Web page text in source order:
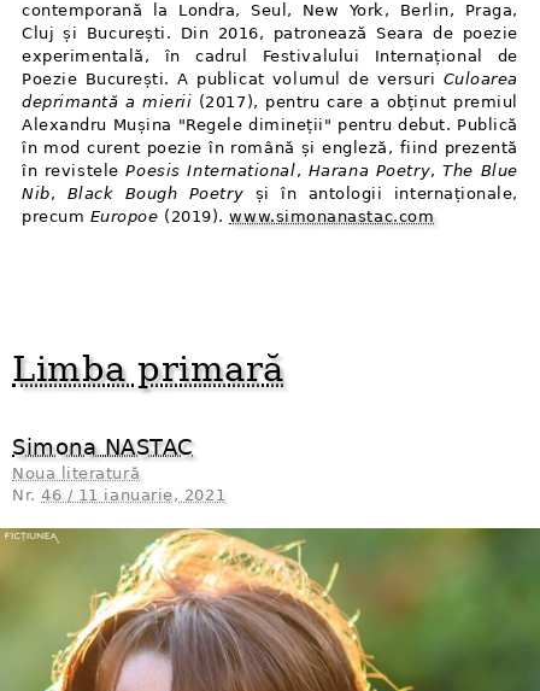
contemporană la Londra, Seul, New York, Berlin, Praga,
Cluj și București. Din 2016, patronează Seara de poezie
experimentală, în cadrul Festivalului Internațional de
Poezie București. A publicat volumul de versuri Culoarea
deprimantă a mierii (2017), pentru care a obținut premiul
Alexandru Mușina "Regele dimineții" pentru debut. Publică
în mod curent poezie în română și engleză, fiind prezentă
în revistelePoesis International, Harana Poetry,The Blue
Nib, Black Bough Poetry și în antologii internaționale,
precum Europoe (2019).www.simonanastac.com
Limba primară
Simona NASTAC
Noua literatură
Nr.46 / 11 ianuarie, 2021